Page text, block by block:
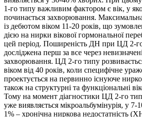
1-го типу важливим фактором є вік, у
починається захворювання.
із дебютом віком 11-20 років, що
дією на нирки вікової гормональної
цей період. Поширеність ДН при ЦД 2-
досліджена перш за все через
захворювання. ЦД 2-го типу
віком від 40 років, коли специфічне
проектується на первинно існуюче
також на структурні та функціональні
Тому на момент діагностики ЦД 2-го
уже виявляється мікроальбумінурія, у 7-
1% – хронічна ниркова недостатність